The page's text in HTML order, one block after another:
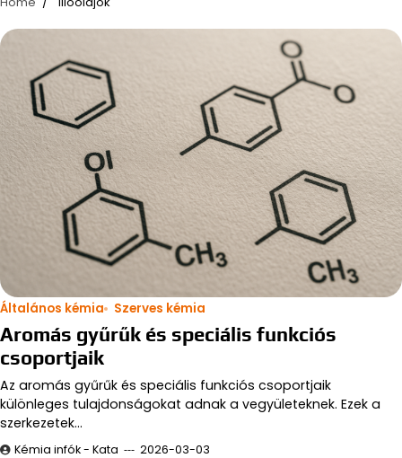
Általános kémia Szerves kémia
Aromás gyűrűk és speciális funkciós
csoportjaik
Az aromás gyűrűk és speciális funkciós csoportjaik
különleges tulajdonságokat adnak a vegyületeknek. Ezek a
szerkezetek…
Kémia infók - Kata 2026-03-03